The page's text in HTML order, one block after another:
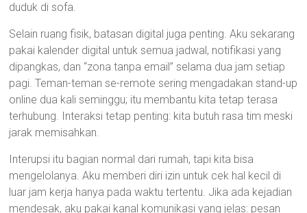
duduk di sofa.
Selain ruang fisik, batasan digital juga penting. Aku sekarang
pakai kalender digital untuk semua jadwal, notifikasi yang
dipangkas, dan “zona tanpa email” selama dua jam setiap
pagi. Teman-teman se-remote sering mengadakan stand-up
online dua kali seminggu; itu membantu kita tetap terasa
terhubung. Interaksi tetap penting: kita butuh rasa tim meski
jarak memisahkan.
Interupsi itu bagian normal dari rumah, tapi kita bisa
mengelolanya. Aku memberi diri izin untuk cek hal kecil di
luar jam kerja hanya pada waktu tertentu. Jika ada kejadian
mendesak, aku pakai kanal komunikasi yang jelas: pesan